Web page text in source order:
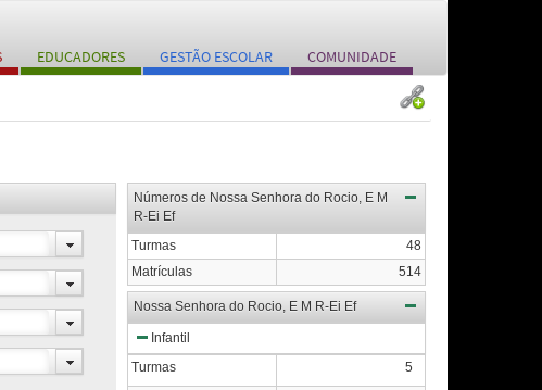
EDUCADORES GESTÃO ESCOLAR COMUNIDADE
Números de Nossa Senhora do Rocio, E M
R-Ei Ef
Turmas
48
Matrículas
514
Nossa Senhora do Rocio, E M R-Ei Ef
Infantil
Turmas
5